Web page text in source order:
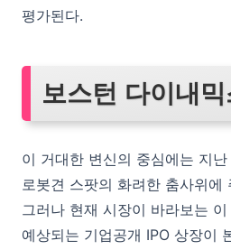
평가된다.
보스턴 다이내
이 거대한 변신의 중심에는 지
로봇견 스팟의 화려한 춤사위에
그러나 현재 시장이 바라보는
예상되는 기업공개 IPO 상장이